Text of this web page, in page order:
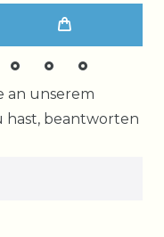
an unserem
hast, beantworten